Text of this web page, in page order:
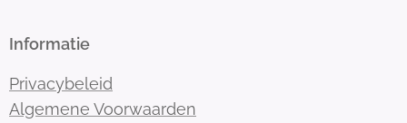
Informatie
Privacybeleid
Algemene Voorwaarden